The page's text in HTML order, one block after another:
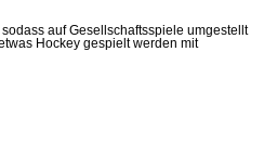
auf Gesellschaftsspiele umgestellt
Hockey gespielt werden mit